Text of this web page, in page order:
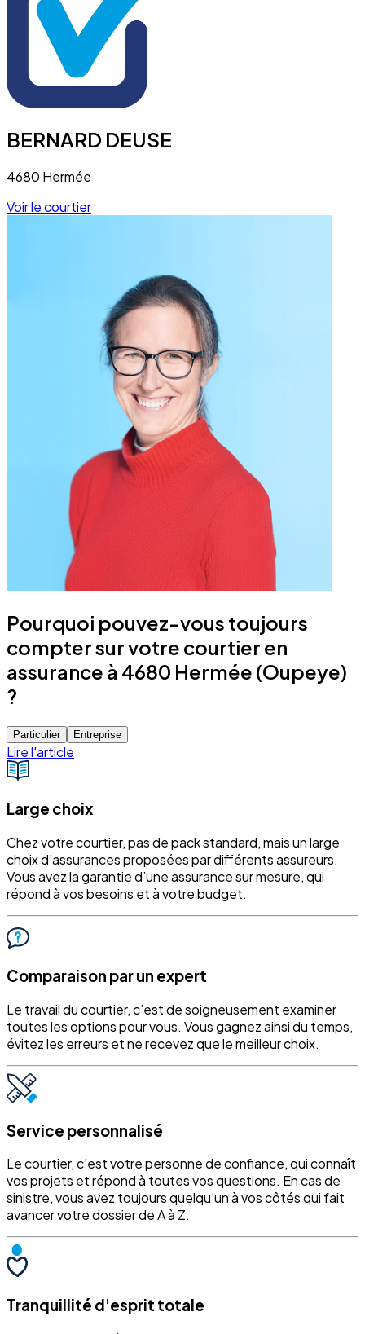
BERNARD DEUSE
4680 Hermée
Voir le courtier
Pourquoi pouvez-vous toujours
compter sur votre courtier en
assurance à 4680 Hermée (Oupeye)
?
Particulier Entreprise
Lire l'article
Large choix
Chez votre courtier, pas de pack standard, mais un large
choix d'assurances proposées par différents assureurs.
Vous avez la garantie d’une assurance sur mesure, qui
répond à vos besoins et à votre budget.
Comparaison par un expert
Le travail du courtier, c’est de soigneusement examiner
toutes les options pour vous. Vous gagnez ainsi du temps,
évitez les erreurs et ne recevez que le meilleur choix.
Service personnalisé
Le courtier, c’est votre personne de confiance, qui connaît
vos projets et répond à toutes vos questions. En cas de
sinistre, vous avez toujours quelqu'un à vos côtés qui fait
avancer votre dossier de A à Z.
Tranquillité d'esprit totale